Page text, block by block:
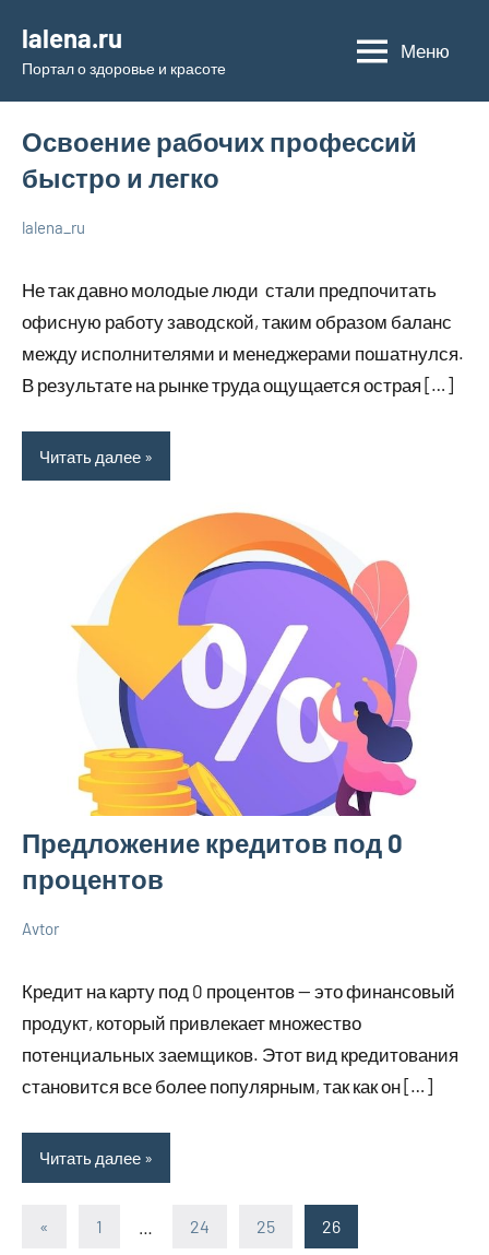
содержимому
lalena.ru
Портал о здоровье и красоте
Меню
Освоение рабочих профессий
быстро и легко
бизнесе
2023
lalena_ru
Не так давно молодые люди стали предпочитать
офисную работу заводской, таким образом баланс
между исполнителями и менеджерами пошатнулся.
В результате на рынке труда ощущается острая […]
Читать далее
Предложение кредитов под 0
процентов
2023
Avtor
Кредит на карту под 0 процентов — это финансовый
продукт, который привлекает множество
потенциальных заемщиков. Этот вид кредитования
становится все более популярным, так как он […]
Читать далее
«
Предыдущие
1 24 25 26